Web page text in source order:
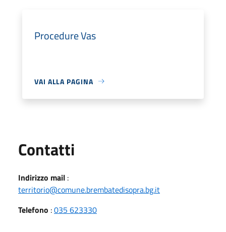
Procedure Vas
VAI ALLA PAGINA
Contatti
Indirizzo mail :
territorio@comune.brembatedisopra.bg.it
Telefono :035 623330